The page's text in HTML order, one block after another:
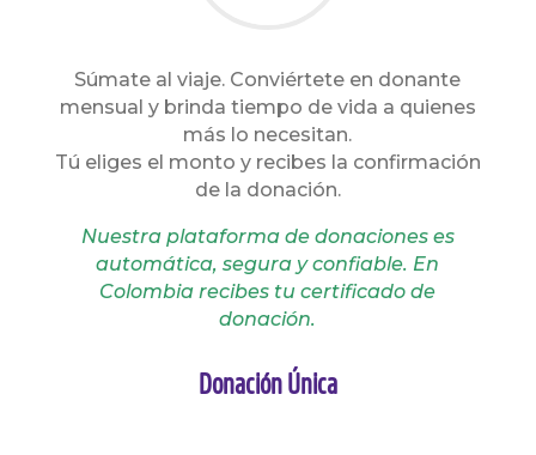
Súmate al viaje. Conviértete en donante
mensual y brinda tiempo de vida a quienes
más lo necesitan.
Tú eliges el monto y recibes la confirmación
de la donación.
Nuestra plataforma de donaciones es
automática, segura y confiable. En
Colombia recibes tu certificado de
donación.
Donación Única